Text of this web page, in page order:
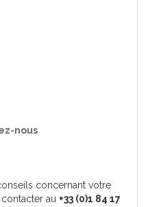
nous
concernant votre
au +33 (0)1 84 17